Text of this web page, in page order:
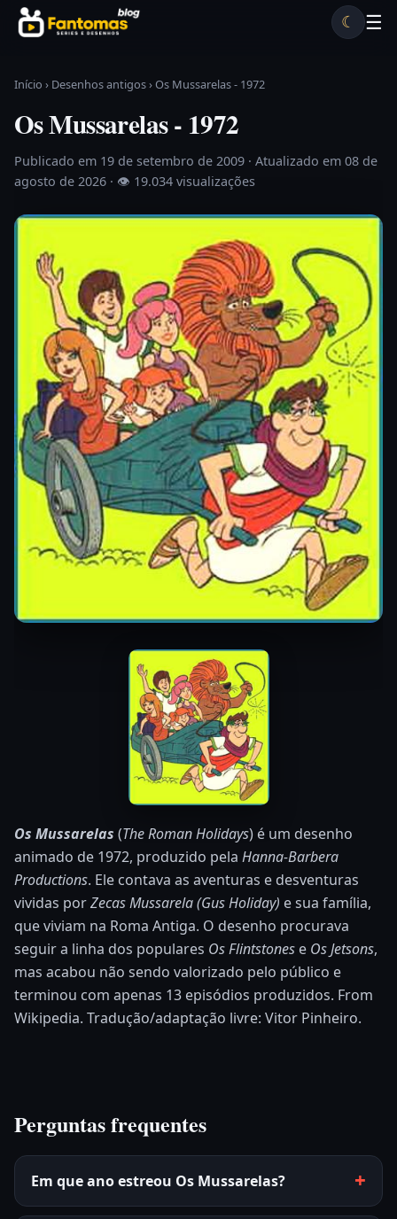
Pular para o conteúdo
☰
☾
Início › Desenhos antigos›Os Mussarelas - 1972
Os Mussarelas - 1972
Publicado em 19 de setembro de 2009 · Atualizado em 08 de
agosto de 2026 · 👁 19.034 visualizações
Os Mussarelas (The Roman Holidays) é um desenho
animado de 1972, produzido pela Hanna-Barbera
Productions. Ele contava as aventuras e desventuras
vividas porZecas Mussarela (Gus Holiday) e sua família,
que viviam na Roma Antiga. O desenho procurava
seguir a linha dos populares Os Flintstones e Os Jetsons,
mas acabou não sendo valorizado pelo público e
terminou com apenas 13 episódios produzidos. From
Wikipedia. Tradução/adaptação livre: Vitor Pinheiro.
Perguntas frequentes
Em que ano estreou Os Mussarelas?